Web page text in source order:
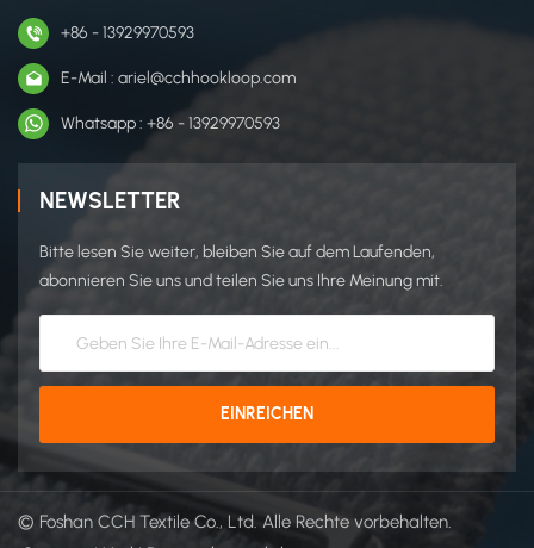
+86 - 13929970593
E-Mail : ariel@cchhookloop.com
Whatsapp : +86 - 13929970593
NEWSLETTER
Bitte lesen Sie weiter, bleiben Sie auf dem Laufenden,
abonnieren Sie uns und teilen Sie uns Ihre Meinung mit.
© Foshan CCH Textile Co., Ltd. Alle Rechte vorbehalten.